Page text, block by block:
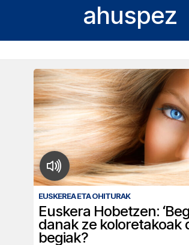
ahuspez
EUSKEREA ETA OHITURAK
Euskera Hobetzen:
danak ze koloretakoak
begiak?